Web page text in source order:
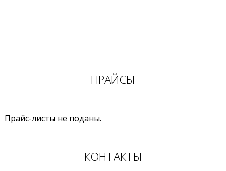
ПРАЙСЫ
Прайс-листы не поданы.
КОНТАКТЫ